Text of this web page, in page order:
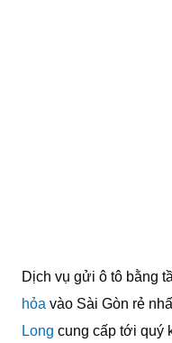
Dịch vụ gửi ô tô bằng
hỏa vào Sài Gòn rẻ
Long cung cấp tới quý